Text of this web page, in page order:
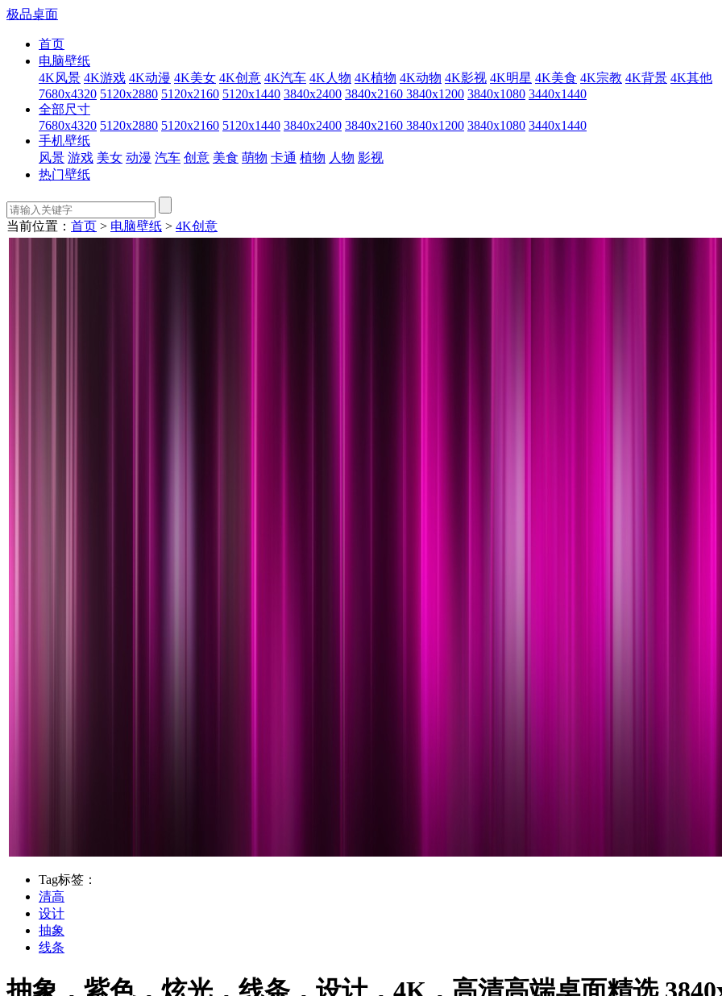
极品桌面
首页
电脑壁纸
4K风景 4K游戏 4K动漫 4K美女 4K创意 4K汽车 4K人物 4K植物 4K动物 4K影视 4K明星 4K美食 4K宗教 4K背景 4K其他
7680x4320 5120x2880 5120x2160 5120x1440 3840x2400 3840x2160 3840x1200 3840x1080 3440x1440
全部尺寸
7680x4320 5120x2880 5120x2160 5120x1440 3840x2400 3840x2160 3840x1200 3840x1080 3440x1440
手机壁纸
风景 游戏 美女 动漫 汽车 创意 美食 萌物 卡通 植物 人物 影视
热门壁纸
当前位置： 首页 > 电脑壁纸 > 4K创意
Tag标签：
清高
设计
抽象
线条